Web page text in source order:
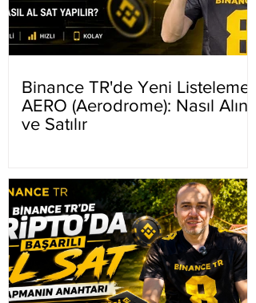
Binance TR'de Yeni Listeleme
AERO (Aerodrome): Nasıl Alınır
ve Satılır